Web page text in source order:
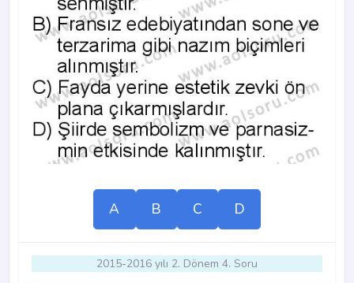
A B C D
2015-2016 yılı 2. Dönem 4. Soru